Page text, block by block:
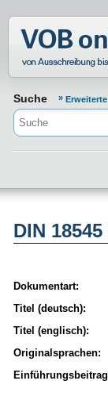
Suche
DIN
Dokumentart:
Titel (deutsch):
Titel (englisch):
Originalsprachen: